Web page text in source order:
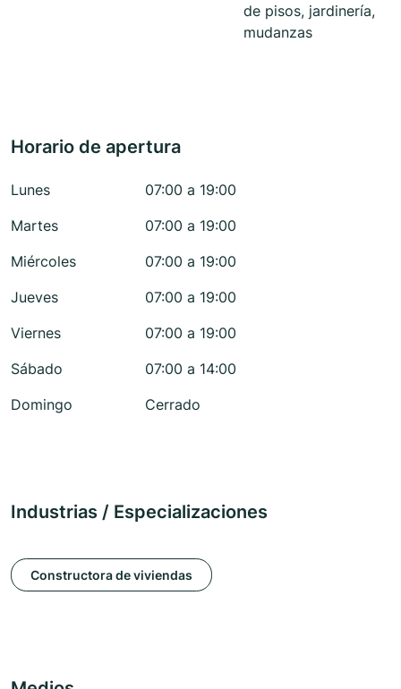
de pisos, jardinería,
mudanzas
Horario de apertura
Lunes
07:00 a 19:00
Martes
07:00 a 19:00
Miércoles
07:00 a 19:00
Jueves
07:00 a 19:00
Viernes
07:00 a 19:00
Sábado
07:00 a 14:00
Domingo
Cerrado
Industrias / Especializaciones
Constructora de viviendas